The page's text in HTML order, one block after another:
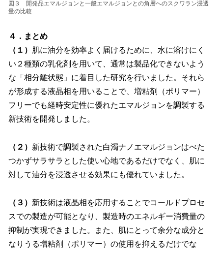
図３ 開発品エマルジョンと一般エマルジョンとの角層へのスクワラン浸透
量の比較
４．まとめ
（１） 肌に油分を効率よく届けるために、水に溶けにく
い２種類の乳化剤を用いて、通常は製品化できないよう
な「相分離状態」に着目した研究を行いました。それら
が形成する液晶相を用いることで、増粘剤（ポリマー）
フリーでも経時安定性に優れたエマルジョンを調製する
新技術を開発しました。
（２） 新技術で調製された白濁ナノエマルジョンはべた
つかずサラサラとした使い心地であるだけでなく、肌に
対して油分を浸透させる効果にも優れていました。
（３） 新技術は液晶相を応用することでコールドプロセ
スでの製造が可能となり、製造時のエネルギー消費量の
抑制が実現できました。また、肌にとって余分な成分と
なりうる増粘剤（ポリマー）の使用を抑えるだけでな